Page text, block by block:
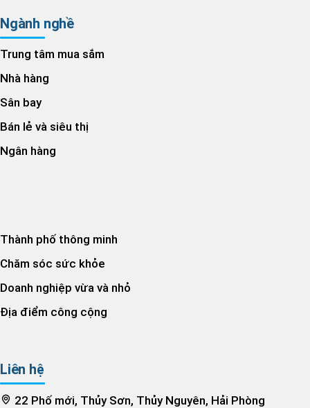
Ngành nghề
Trung tâm mua sắm
Nhà hàng
Sân bay
Bán lẻ và siêu thị
Ngân hàng
Thành phố thông minh
Chăm sóc sức khỏe
Doanh nghiệp vừa và nhỏ
Địa điểm công cộng
Liên hệ
22 Phố mới, Thủy Sơn, Thủy Nguyên, Hải Phòng